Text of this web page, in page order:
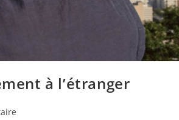
à l’étranger